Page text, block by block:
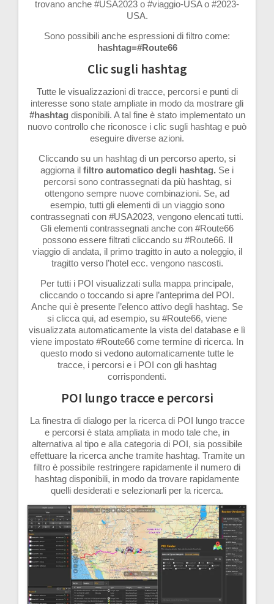
trovano anche #USA2023 o #viaggio-USA o #2023-
USA.
Sono possibili anche espressioni di filtro come:
hashtag=#Route66
Clic sugli hashtag
Tutte le visualizzazioni di tracce, percorsi e punti di
interesse sono state ampliate in modo da mostrare gli
#hashtag disponibili. A tal fine è stato implementato un
nuovo controllo che riconosce i clic sugli hashtag e può
eseguire diverse azioni.
Cliccando su un hashtag di un percorso aperto, si
aggiorna il filtro automatico degli hashtag. Se i
percorsi sono contrassegnati da più hashtag, si
ottengono sempre nuove combinazioni. Se, ad
esempio, tutti gli elementi di un viaggio sono
contrassegnati con #USA2023, vengono elencati tutti.
Gli elementi contrassegnati anche con #Route66
possono essere filtrati cliccando su #Route66. Il
viaggio di andata, il primo tragitto in auto a noleggio, il
tragitto verso l’hotel ecc. vengono nascosti.
Per tutti i POI visualizzati sulla mappa principale,
cliccando o toccando si apre l’anteprima del POI.
Anche qui è presente l’elenco attivo degli hashtag. Se
si clicca qui, ad esempio, su #Route66, viene
visualizzata automaticamente la vista del database e lì
viene impostato #Route66 come termine di ricerca. In
questo modo si vedono automaticamente tutte le
tracce, i percorsi e i POI con gli hashtag
corrispondenti.
POI lungo tracce e percorsi
La finestra di dialogo per la ricerca di POI lungo tracce
e percorsi è stata ampliata in modo tale che, in
alternativa al tipo e alla categoria di POI, sia possibile
effettuare la ricerca anche tramite hashtag. Tramite un
filtro è possibile restringere rapidamente il numero di
hashtag disponibili, in modo da trovare rapidamente
quelli desiderati e selezionarli per la ricerca.